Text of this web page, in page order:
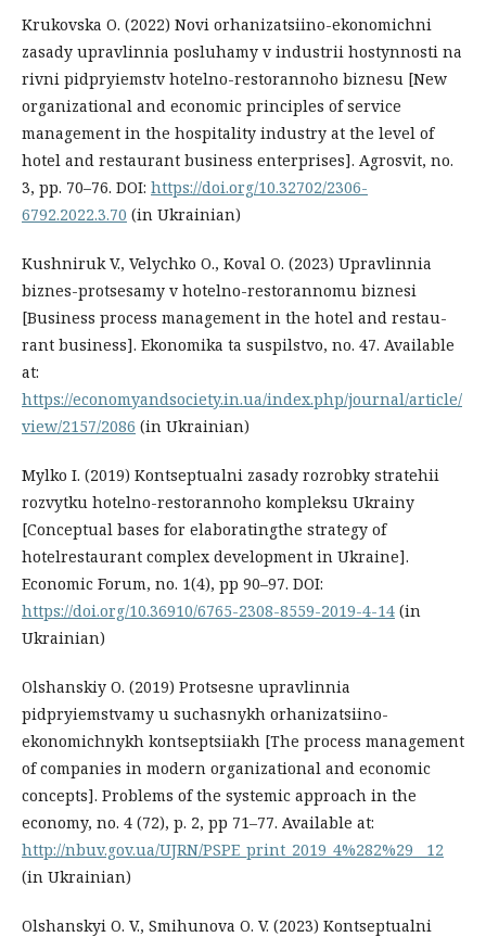
Krukovska O. (2022) Novi orhanizatsiino-ekonomichni
zasady upravlinnia posluhamy v industrii hostynnosti na
rivni pidpryiemstv hotelno-restorannoho biznesu [New
organizational and economic principles of service
management in the hospitality industry at the level of
hotel and restaurant business enterprises]. Agrosvit, no.
3, pр. 70–76. DOI: https://doi.org/10.32702/2306-
6792.2022.3.70 (in Ukrainian)
Kushniruk V., Velychko O., Koval O. (2023) Upravlinnia
biznes-protsesamy v hotelno-restorannomu biznesi
[Business process management in the hotel and restau-
rant business]. Ekonomika ta suspilstvo, no. 47. Available
at:
https://economyandsociety.in.ua/index.php/journal/article/
view/2157/2086 (in Ukrainian)
Mylko I. (2019) Kontseptualni zasady rozrobky stratehii
rozvytku hotelno-restorannoho kompleksu Ukrainy
[Conceptual bases for elaboratingthe strategy of
hotelrestaurant complex development in Ukraine].
Economic Forum, no. 1(4), pp 90–97. DOI:
https://doi.org/10.36910/6765-2308-8559-2019-4-14 (in
Ukrainian)
Olshanskiy O. (2019) Protsesne upravlinnia
pidpryiemstvamy u suchasnykh orhanizatsiino-
ekonomichnykh kontseptsiiakh [The process management
of companies in modern organizational and economic
concepts]. Problems of the systemic approach in the
economy, no. 4 (72), p. 2, pр 71–77. Available at:
http://nbuv.gov.ua/UJRN/PSPE_print_2019_4%282%29__12
(in Ukrainian)
Olshanskyi O. V., Smihunova O. V. (2023) Kontseptualni